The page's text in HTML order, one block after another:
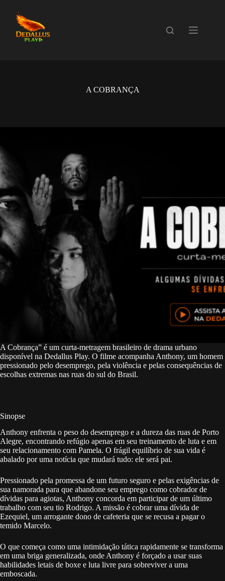
conteúdo
A COBRANÇA
A Cobrança” é um curta-metragem brasileiro de drama urbano
disponível na Dedallus Play. O filme acompanha Anthony, um homem
pressionado pelo desemprego, pela violência e pelas consequências de
escolhas extremas nas ruas do sul do Brasil.
Sinopse
Anthony enfrenta o peso do desemprego e a dureza das ruas de Porto
Alegre, encontrando refúgio apenas em seu treinamento de luta e em
seu relacionamento com Pamela. O frágil equilíbrio de sua vida é
abalado por uma notícia que mudará tudo: ele será pai.
Pressionado pela promessa de um futuro seguro e pelas exigências de
sua namorada para que abandone seu emprego como cobrador de
dívidas para agiotas, Anthony concorda em participar de um último
trabalho com seu tio Rodrigo. A missão é cobrar uma dívida de
Ezequiel, um arrogante dono de cafeteria que se recusa a pagar o
temido Marcelo.
O que começa como uma intimidação tática rapidamente se transforma
em uma briga generalizada, onde Anthony é forçado a usar suas
habilidades letais de boxe e luta livre para sobreviver a uma
emboscada.